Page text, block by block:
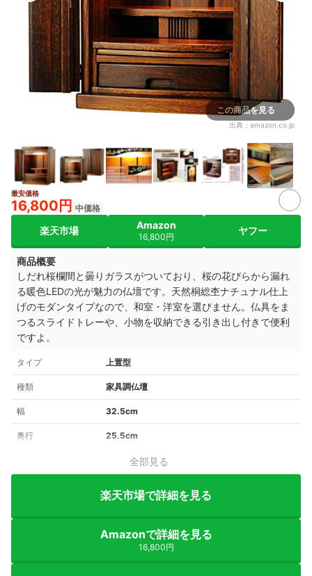
この商品を見る
出典： amazon.co.jp
最安価格
16,800円 中価格
楽天市場 Amazon
16,800円
ヤフー
商品概要
しだれ桜欄間と曇りガラスがついており、桜の花びらから漏れ
る暖色LEDの光が魅力の仏壇です。天然桐総杢ナチュナル仕上
げのモダンタイプなので、和室・洋室を選びません。仏具をま
つるスライドトレーや、小物を収納できる引き出し付きで便利
ですよ。
タイプ 上置型
種類 家具調仏壇
幅 32.5cm
奥行 25.5cm
全部見る
楽天市場で詳細を見る
Amazonで詳細を見る
16,800円